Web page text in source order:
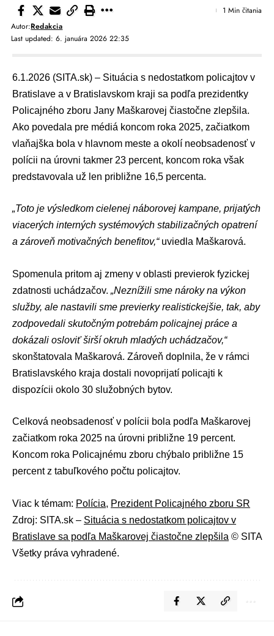
Last updated: 6. januára 2026 22:35
Autor:Redakcia
1 Min čitania
6.1.2026 (SITA.sk) – Situácia s nedostatkom policajtov v
Bratislave a v Bratislavskom kraji sa podľa prezidentky
Policajného zboru Jany Maškarovej čiastočne zlepšila.
Ako povedala pre médiá koncom roka 2025, začiatkom
vlaňajška bola v hlavnom meste a okolí neobsadenosť v
polícii na úrovni takmer 23 percent, koncom roka však
predstavovala už len približne 16,5 percenta.
„Toto je výsledkom cielenej náborovej kampane, prijatých
viacerých interných systémových stabilizačných opatrení
a zároveň motivačných benefitov,“uviedla Maškarová.
Spomenula pritom aj zmeny v oblasti previerok fyzickej
zdatnosti uchádzačov. „Neznížili sme nároky na výkon
služby, ale nastavili sme previerky realistickejšie, tak, aby
zodpovedali skutočným potrebám policajnej práce a
dokázali osloviť širší okruh mladých uchádzačov,“
skonštatovala Maškarová. Zároveň doplnila, že v rámci
Bratislavského kraja dostali novoprijatí policajti k
dispozícii okolo 30 služobných bytov.
Celková neobsadenosť v polícii bola podľa Maškarovej
začiatkom roka 2025 na úrovni približne 19 percent.
Koncom roka Policajnému zboru chýbalo približne 15
percent z tabuľkového počtu policajtov.
Viac k témam: Polícia, Prezident Policajného zboru SR
Zdroj: SITA.sk – Situácia s nedostatkom policajtov v
Bratislave sa podľa Maškarovej čiastočne zlepšila © SITA
Všetky práva vyhradené.